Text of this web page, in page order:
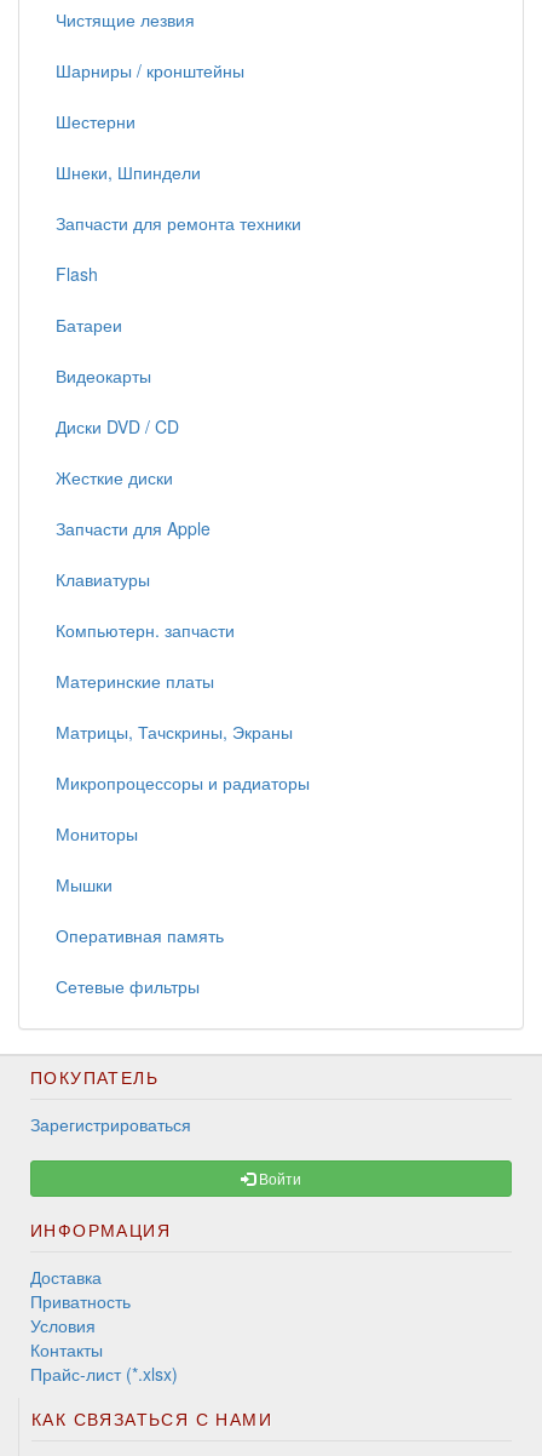
Чистящие лезвия
Шарниры / кронштейны
Шестерни
Шнеки, Шпиндели
Запчасти для ремонта техники
Flash
Батареи
Видеокарты
Диски DVD / CD
Жесткие диски
Запчасти для Apple
Клавиатуры
Компьютерн. запчасти
Материнские платы
Матрицы, Тачскрины, Экраны
Микропроцессоры и радиаторы
Мониторы
Мышки
Оперативная память
Сетевые фильтры
ПОКУПАТЕЛЬ
Зарегистрироваться
Войти
ИНФОРМАЦИЯ
Доставка
Приватность
Условия
Контакты
Прайс-лист (*.xlsx)
КАК СВЯЗАТЬСЯ С НАМИ